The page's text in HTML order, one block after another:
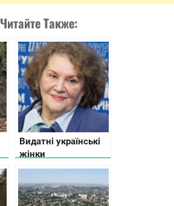
Читайте Также:
Видатні українські
жінки